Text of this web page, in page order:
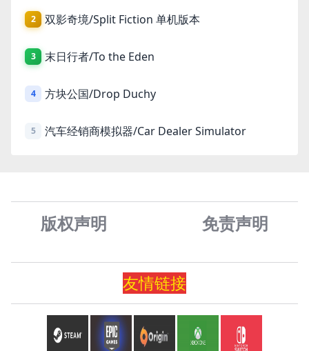
2 双影奇境/Split Fiction 单机版本
3 末日行者/To the Eden
4 方块公国/Drop Duchy
5 汽车经销商模拟器/Car Dealer Simulator
版权声明 免责声明
友情链接